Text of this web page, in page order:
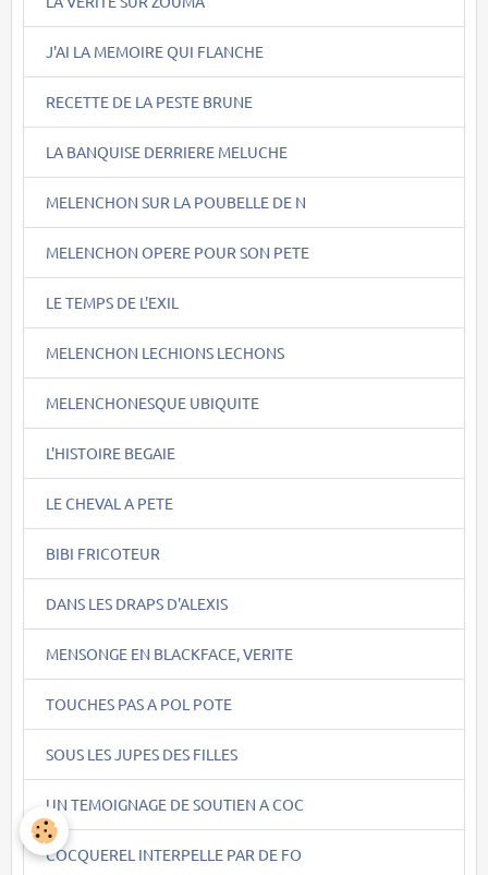
J'AI LA MEMOIRE QUI FLANCHE
RECETTE DE LA PESTE BRUNE
LA BANQUISE DERRIERE MELUCHE
MELENCHON SUR LA POUBELLE DE N
MELENCHON OPERE POUR SON PETE
LE TEMPS DE L'EXIL
MELENCHON LECHIONS LECHONS
MELENCHONESQUE UBIQUITE
L'HISTOIRE BEGAIE
LE CHEVAL A PETE
BIBI FRICOTEUR
DANS LES DRAPS D'ALEXIS
MENSONGE EN BLACKFACE, VERITE
TOUCHES PAS A POL POTE
SOUS LES JUPES DES FILLES
UN TEMOIGNAGE DE SOUTIEN A COC
COCQUEREL INTERPELLE PAR DE FO